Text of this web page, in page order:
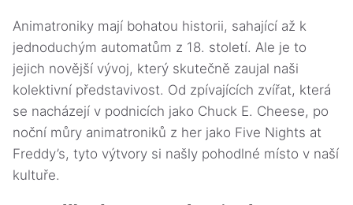
Animatroniky mají bohatou historii, sahající až k
jednoduchým automatům z 18. století. Ale je to
jejich novější vývoj, který skutečně zaujal naši
kolektivní představivost. Od zpívajících zvířat, která
se nacházejí v podnicích jako Chuck E. Cheese, po
noční můry animatroniků z her jako Five Nights at
Freddy’s, tyto výtvory si našly pohodlné místo v naší
kultuře.